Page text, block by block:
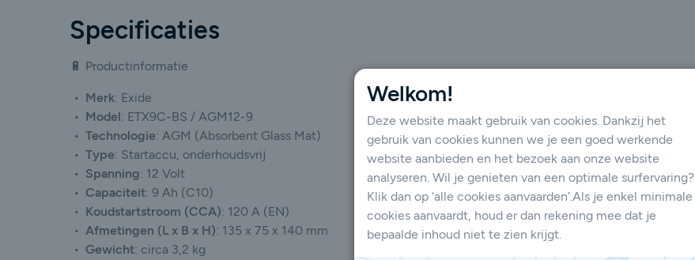
Specificaties
🔋 Productinformatie
Merk: Exide
Model: ETX9C-BS / AGM12-9
Technologie: AGM (Absorbent Glass Mat)
Type: Startaccu, onderhoudsvrij
Spanning: 12 Volt
Capaciteit: 9 Ah (C10)
Koudstartstroom (CCA): 120 A (EN)
Afmetingen (L x B x H): 135 x 75 x 140 mm
Gewicht: circa 3,2 kg
Welkom!
Deze website maakt gebruik van cookies. Dankzij het
gebruik van cookies kunnen we je een goed werkende
website aanbieden en het bezoek aan onze website
analyseren. Wil je genieten van een optimale surfervaring?
Klik dan op ‘alle cookies aanvaarden’.Als je enkel minimale
cookies aanvaardt, houd er dan rekening mee dat je
bepaalde inhoud niet te zien krijgt.